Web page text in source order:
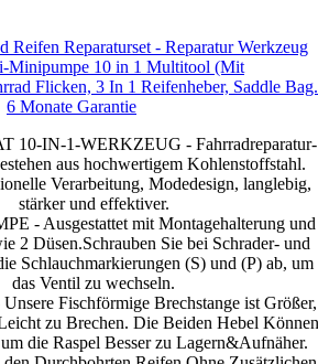
Reparaturset - Reparatur Werkzeug
Minipumpe 10 in 1 Multitool (Mit
Flicken, 3 In 1 Reifenheber, Saddle Bag.
6 Monate Garantie
10-IN-1-WERKZEUG - Fahrradreparatur-
aus hochwertigem Kohlenstoffstahl.
Verarbeitung, Modedesign, langlebig,
stärker und effektiver.
- Ausgestattet mit Montagehalterung und
2 Düsen.Schrauben Sie bei Schrader- und
Schlauchmarkierungen (S) und (P) ab, um
das Ventil zu wechseln.
Fischförmige Brechstange ist Größer,
zu Brechen. Die Beiden Hebel Können
die Raspel Besser zu Lagern&Aufnäher.